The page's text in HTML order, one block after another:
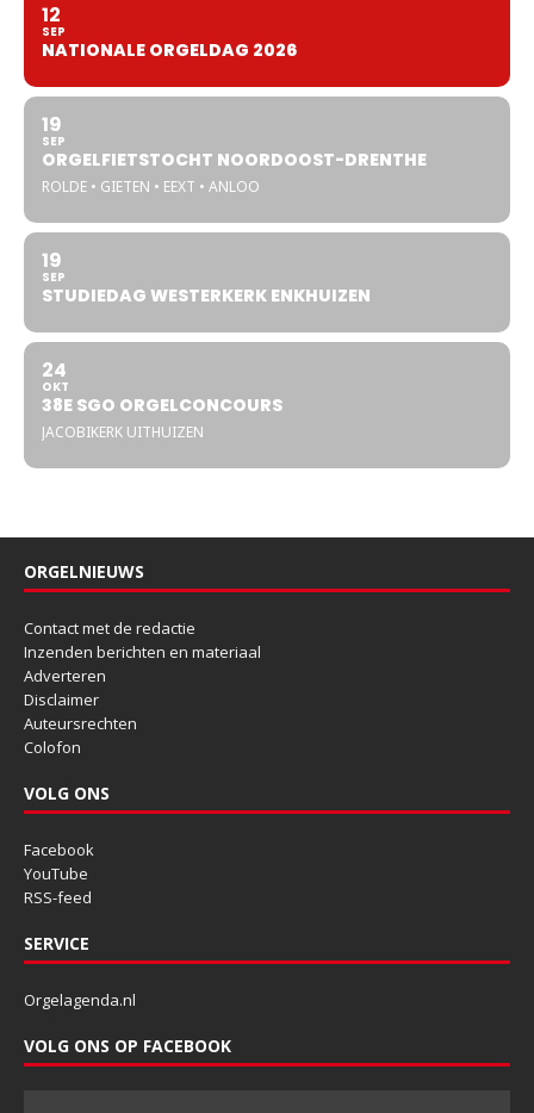
12
SEP
NATIONALE ORGELDAG 2026
19
SEP
ORGELFIETSTOCHT NOORDOOST-DRENTHE
ROLDE • GIETEN • EEXT • ANLOO
19
SEP
STUDIEDAG WESTERKERK ENKHUIZEN
24
OKT
38E SGO ORGELCONCOURS
JACOBIKERK UITHUIZEN
ORGELNIEUWS
Contact met de redactie
Inzenden berichten en materiaal
Adverteren
Disclaimer
Auteursrechten
Colofon
VOLG ONS
Facebook
YouTube
RSS-feed
SERVICE
Orgelagenda.nl
VOLG ONS OP FACEBOOK